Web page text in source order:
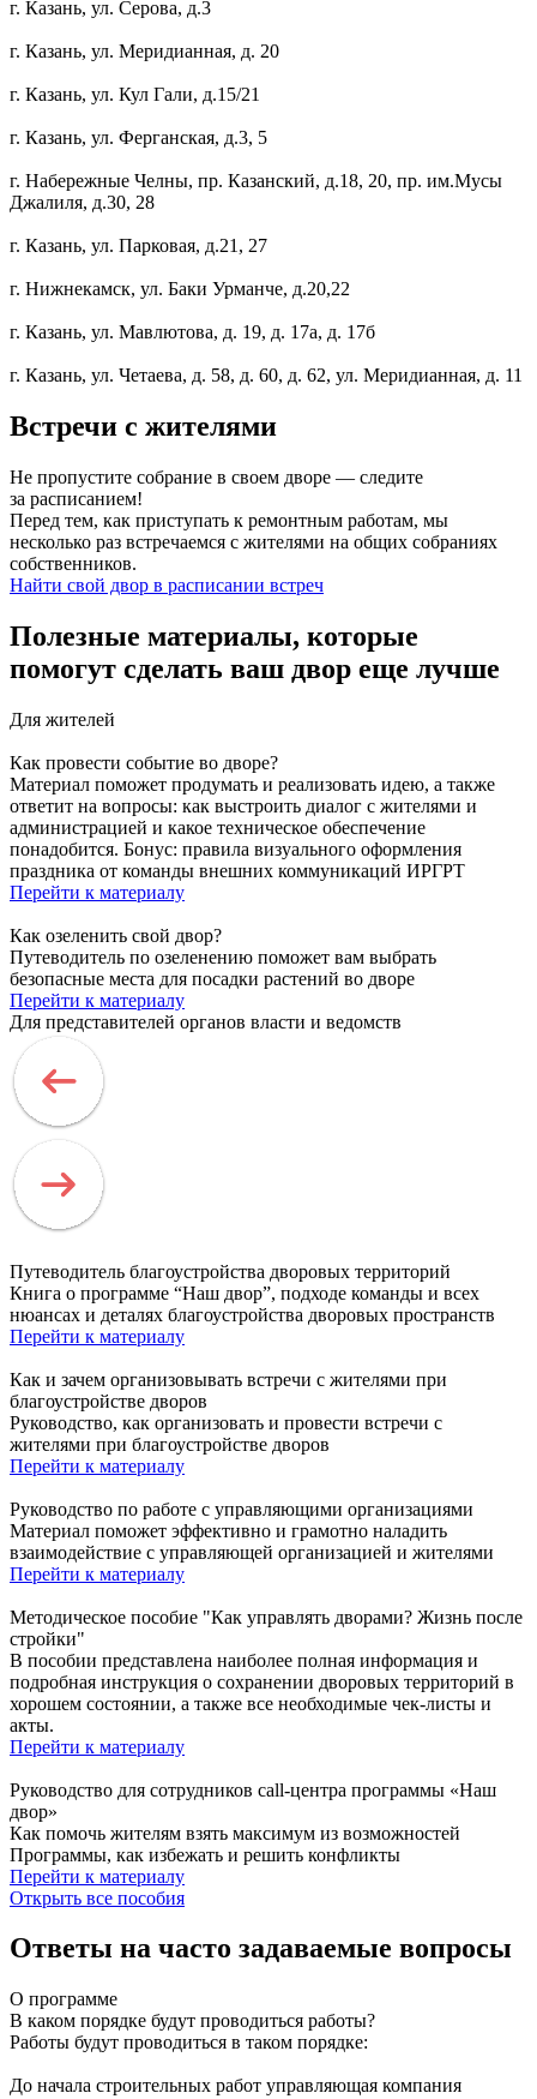
г. Казань, ул. Серова, д.3
г. Казань, ул. Меридианная, д. 20
г. Казань, ул. Кул Гали, д.15/21
г. Казань, ул. Ферганская, д.3, 5
г. Набережные Челны, пр. Казанский, д.18, 20, пр. им.Мусы
Джалиля, д.30, 28
г. Казань, ул. Парковая, д.21, 27
г. Нижнекамск, ул. Баки Урманче, д.20,22
г. Казань, ул. Мавлютова, д. 19, д. 17а, д. 17б
г. Казань, ул. Четаева, д. 58, д. 60, д. 62, ул. Меридианная, д. 11
Встречи с жителями
Не пропустите собрание в своем дворе — следите
за расписанием!
Перед тем, как приступать к ремонтным работам, мы
несколько раз встречаемся с жителями на общих собраниях
собственников.
Найти свой двор в расписании встреч
Полезные материалы, которые
помогут сделать ваш двор еще лучше
Для жителей
Как провести событие во дворе?
Материал поможет продумать и реализовать идею, а также
ответит на вопросы: как выстроить диалог с жителями и
администрацией и какое техническое обеспечение
понадобится. Бонус: правила визуального оформления
праздника от команды внешних коммуникаций ИРГРТ
Перейти к материалу
Как озеленить свой двор?
Путеводитель по озеленению поможет вам выбрать
безопасные места для посадки растений во дворе
Перейти к материалу
Для представителей органов власти и ведомств
Путеводитель благоустройства дворовых территорий
Книга о программе “Наш двор”, подходе команды и всех
нюансах и деталях благоустройства дворовых пространств
Перейти к материалу
Как и зачем организовывать встречи с жителями при
благоустройстве дворов
Руководство, как организовать и провести встречи с
жителями при благоустройстве дворов
Перейти к материалу
Руководство по работе с управляющими организациями
Материал поможет эффективно и грамотно наладить
взаимодействие с управляющей организацией и жителями
Перейти к материалу
Методическое пособие "Как управлять дворами? Жизнь после
стройки"
В пособии представлена наиболее полная информация и
подробная инструкция о сохранении дворовых территорий в
хорошем состоянии, а также все необходимые чек-листы и
акты.
Перейти к материалу
Руководство для сотрудников call-центра программы «Наш
двор»
Как помочь жителям взять максимум из возможностей
Программы, как избежать и решить конфликты
Перейти к материалу
Открыть все пособия
Ответы на часто задаваемые вопросы
О программе
В каком порядке будут проводиться работы?
Работы будут проводиться в таком порядке:
До начала строительных работ управляющая компания